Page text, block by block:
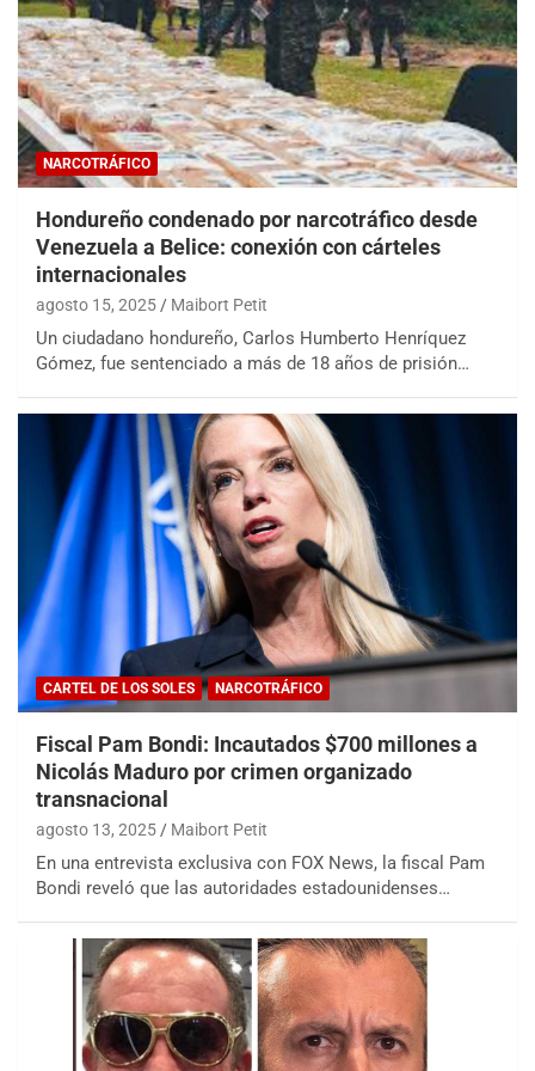
NARCOTRÁFICO
Hondureño condenado por narcotráfico desde
Venezuela a Belice: conexión con cárteles
internacionales
agosto 15, 2025 Maibort Petit
Un ciudadano hondureño, Carlos Humberto Henríquez
Gómez, fue sentenciado a más de 18 años de prisión…
CARTEL DE LOS SOLES NARCOTRÁFICO
Fiscal Pam Bondi: Incautados $700 millones a
Nicolás Maduro por crimen organizado
transnacional
agosto 13, 2025 Maibort Petit
En una entrevista exclusiva con FOX News, la fiscal Pam
Bondi reveló que las autoridades estadounidenses…